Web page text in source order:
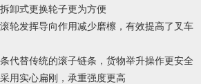
卸式更换轮子更为方便
轮发挥导向作用减少磨檫，有效提高了叉车
代替传统的滚子链条，货物举升操作更安全
用实心扁刚，承重强度更高